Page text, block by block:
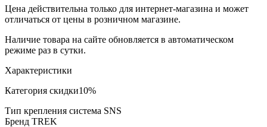
Цена действительна только для интернет-магазина и может
отличаться от цены в розничном магазине.
Наличие товара на сайте обновляется в автоматическом
режиме раз в сутки.
Характеристики
Категория скидки10%
Тип крепления система SNS
Бренд TREK